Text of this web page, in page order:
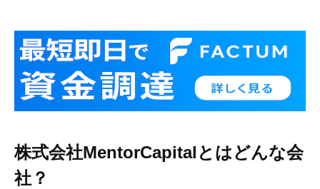
株式会社MentorCapitalとはどんな会
社？